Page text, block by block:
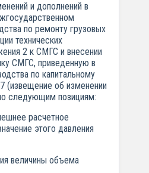
и дополнений в
по ремонту грузовых
технических
2 к СМГС и внесении
СМГС, приведенную в
по капитальному
об изменении
следующим позициям:
расчетное
этого давления
величины объема